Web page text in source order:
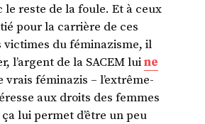
le reste de la foule. Et à ceux
pour la carrière de ces
victimes du féminazisme, il
l’argent de la SACEM luine
vrais féminazis – l’extrême-
aux droits des femmes
lui permet d’être un peu